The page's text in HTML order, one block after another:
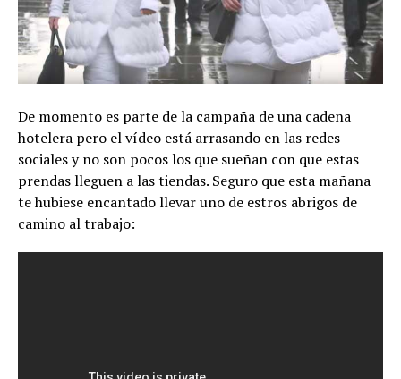
De momento es parte de la campaña de una cadena
hotelera pero el vídeo está arrasando en las redes
sociales y no son pocos los que sueñan con que estas
prendas lleguen a las tiendas. Seguro que esta mañana
te hubiese encantado llevar uno de estros abrigos de
camino al trabajo: